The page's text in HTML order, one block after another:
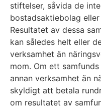
stiftelser, såvida de
bostadsaktiebolag
Resultatet av dessa
kan således helt eller
verksamhet än
mom. Om ett
annan verksamhet än
skyldigt att betala
om resultatet av